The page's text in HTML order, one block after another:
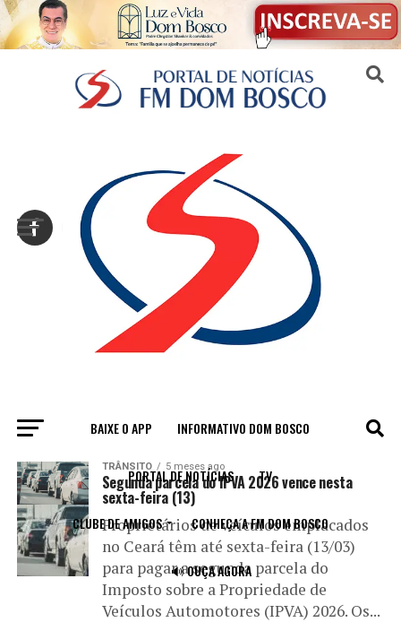
BAIXE O APP INFORMATIVO DOM BOSCO
PORTAL DE NOTÍCIAS TV
CLUBE DE AMIGOS CONHEÇA A FM DOM BOSCO
🔊 OUÇA AGORA
All posts tagged "2ª parcela"
TRÂNSITO 5 meses ago
Segunda parcela do IPVA 2026 vence nesta
sexta-feira (13)
Proprietários de veículos emplacados
no Ceará têm até sexta-feira (13/03)
para pagar a segunda parcela do
Imposto sobre a Propriedade de
Veículos Automotores (IPVA) 2026. Os...
Sair da versão mobile